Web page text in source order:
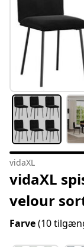
vidaXL
vidaXL
velour
Farve(10